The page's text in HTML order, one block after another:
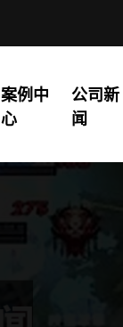
案例中
心
公司新
闻